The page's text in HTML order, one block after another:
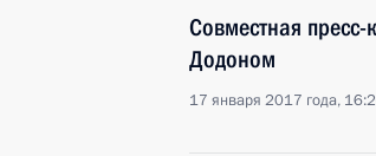
Совместная
Додоном
17 января 2017 года,